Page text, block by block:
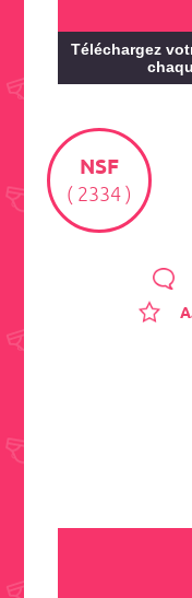
Téléchargez
NSF
( 2334 )